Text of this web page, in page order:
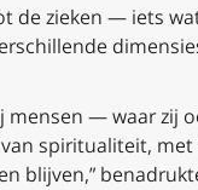
zieken — iets
mensen — waar
spiritualiteit,
blijven,”